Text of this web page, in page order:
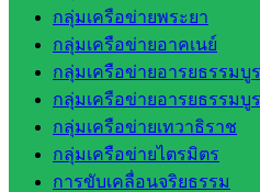
กลุ่มเครือข่ายพระยา
กลุ่มเครือข่ายอาคเนย์
กลุ่มเครือข่ายอารยธรรมบู
กลุ่มเครือข่ายอารยธรรมบู
กลุ่มเครือข่ายเทวาธิราช
กลุ่มเครือข่ายไตรมิตร
การขับเคลื่อนจริยธรรม
เว็บไซต์
กลุ่มงาน
สำนักงาน